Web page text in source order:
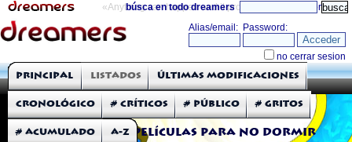
«Anything can happen and it probably will» directorio
búsca en todo dreamers
THE DREAMERS
Críticas: Películas
Películas para no dormir
Principal Listados Últimas modificaciones
Cronológico # Críticos # Público # Gritos
# Acumulado A-Z